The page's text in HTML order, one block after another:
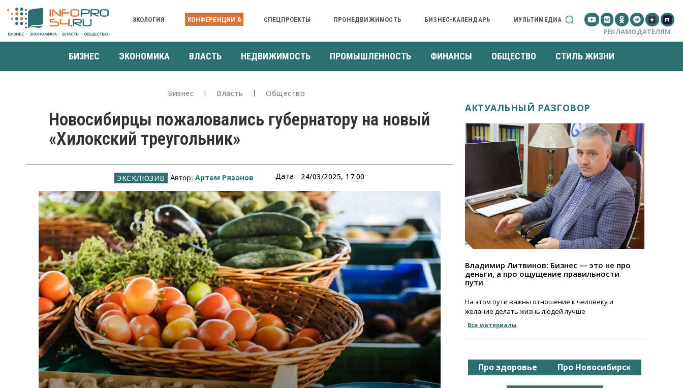
ЭКОЛОГИЯ КОНФЕРЕНЦИИ & СПЕЦПРОЕКТЫ ПРОНЕДВИЖИМОСТЬ БИЗНЕС-КАЛЕНДАРЬ МУЛЬТИМЕДИА
РЕКЛАМОДАТЕЛЯМ
БИЗНЕС ЭКОНОМИКА ВЛАСТЬ НЕДВИЖИМОСТЬ ПРОМЫШЛЕННОСТЬ ФИНАНСЫ ОБЩЕСТВО СТИЛЬ ЖИЗНИ
Бизнес Власть Общество
Новосибирцы пожаловались губернатору на новый
«Хилокский треугольник»
Автор: Артем Рязанов Дата: 24/03/2025, 17:00
АКТУАЛЬНЫЙ РАЗГОВОР
Владимир Литвинов: Бизнес — это не про
деньги, а про ощущение правильности
пути
На этом пути важны отношение к человеку и
желание делать жизнь людей лучше
Все материалы
Про здоровье Про Новосибирск